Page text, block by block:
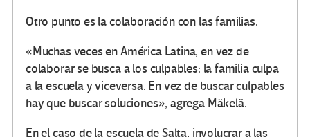
Otro punto es la colaboración con las familias.
«Muchas veces en América Latina, en vez de
colaborar se busca a los culpables: la familia culpa
a la escuela y viceversa. En vez de buscar culpables
hay que buscar soluciones», agrega Mäkelä.
En el caso de la escuela de Salta, involucrar a las